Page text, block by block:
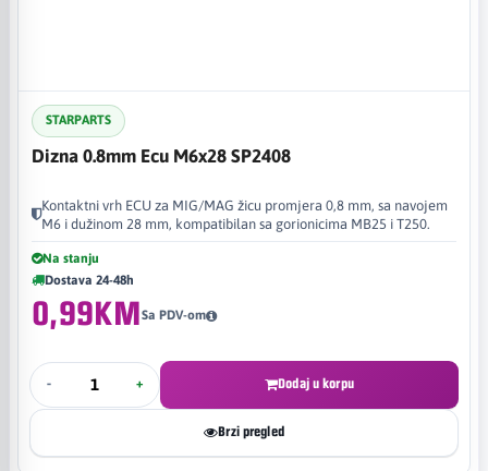
STARPARTS
Dizna 0.8mm Ecu M6x28 SP2408
Kontaktni vrh ECU za MIG/MAG žicu promjera 0,8 mm, sa navojem
M6 i dužinom 28 mm, kompatibilan sa gorionicima MB25 i T250.
Na stanju
Dostava 24-48h
0,99KMSa PDV-om
- + Dodaj u korpu
Brzi pregled